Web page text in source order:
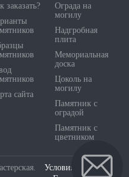
заказать?
сайта
Ограда на
могилу
Надгробная
плита
Мемориальная
доска
Цоколь на
могилу
Памятник с
оградой
Памятник с
цветником
Условия